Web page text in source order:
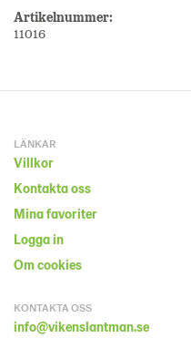
Artikelnummer:
11016
LÄNKAR
Villkor
Kontakta oss
Mina favoriter
Logga in
Om cookies
KONTAKTA OSS
info@vikenslantman.se